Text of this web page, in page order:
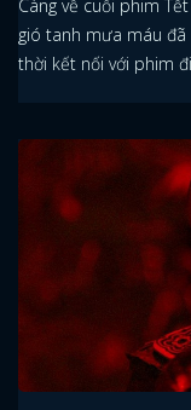
Càng về cuối phim
gió tanh mưa máu
thời kết nối với phim